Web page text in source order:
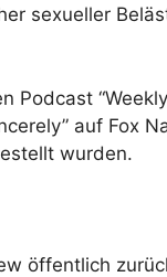
sexueller
Podcast
auf Fox
wurden.
öffentlich